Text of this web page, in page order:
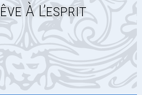
À L’esprit